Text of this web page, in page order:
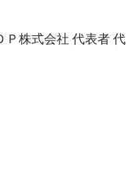
Ｐ株式会社 代表者 代